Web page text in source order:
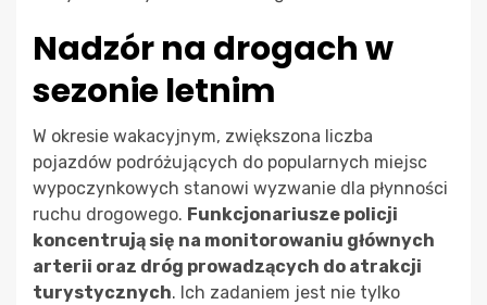
Nadzór na drogach w
sezonie letnim
W okresie wakacyjnym, zwiększona liczba
pojazdów podróżujących do popularnych miejsc
wypoczynkowych stanowi wyzwanie dla płynności
ruchu drogowego. Funkcjonariusze policji
koncentrują się na monitorowaniu głównych
arterii oraz dróg prowadzących do atrakcji
turystycznych. Ich zadaniem jest nie tylko